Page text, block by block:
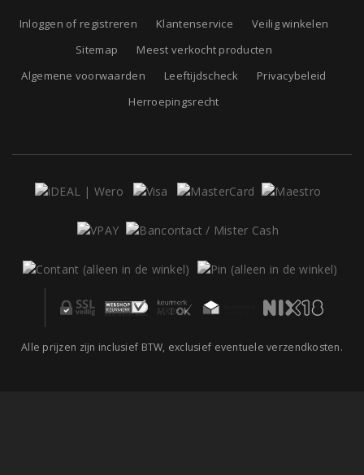
Inloggen of registreren Klantenservice
Veilig winkelen
Sitemap
Meest verkocht producten
Algemene voorwaarden
Leeftijdscheck
Privacybeleid
Herroepingsrecht
Alle prijzen zijn inclusief BTW, exclusief eventuele verzendkosten.